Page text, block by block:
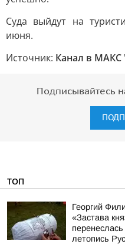
Суда выйдут на
июня.
Источник: Канал в МАКС
Подписывайтесь
ТОП
Георгий
«Застава
летопись